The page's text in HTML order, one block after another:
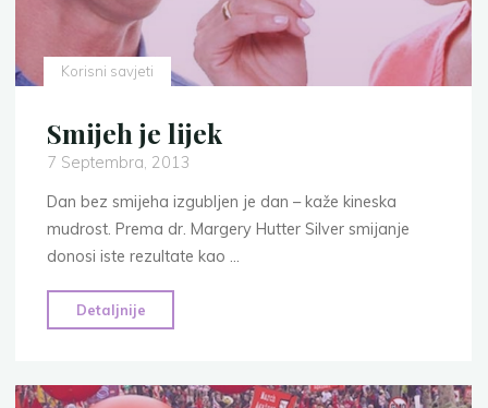
Korisni savjeti
Smijeh je lijek
7 Septembra, 2013
Dan bez smijeha izgubljen je dan – kaže kineska
mudrost. Prema dr. Margery Hutter Silver smijanje
donosi iste rezultate kao …
Detaljnije
je